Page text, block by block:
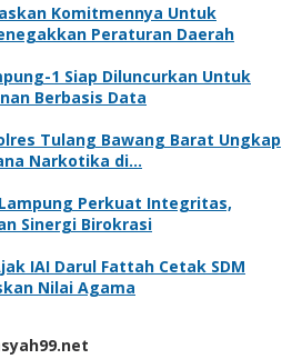
Komitmennya Untuk
Peraturan Daerah
1 Siap Diluncurkan Untuk
Berbasis Data
Tulang Bawang Barat Ungkap
Narkotika di…
Perkuat Integritas,
Sinergi Birokrasi
IAI Darul Fattah Cetak SDM
Nilai Agama